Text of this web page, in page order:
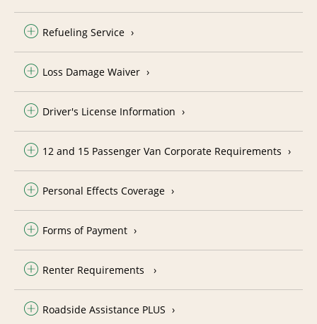
Refueling Service
Loss Damage Waiver
Driver's License Information
12 and 15 Passenger Van Corporate Requirements
Personal Effects Coverage
Forms of Payment
Renter Requirements
Roadside Assistance PLUS